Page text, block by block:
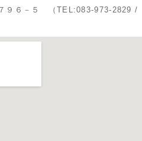
６－５ （TEL:083-973-2829 /